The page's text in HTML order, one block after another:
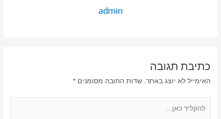
admin
כתיבת תגובה
האימייל לא יוצג באתר. שדות החובה מסומנים*